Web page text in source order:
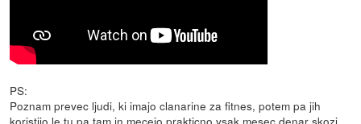
PS:
Poznam prevec ljudi, ki imajo clanarine za fitnes, potem pa jih